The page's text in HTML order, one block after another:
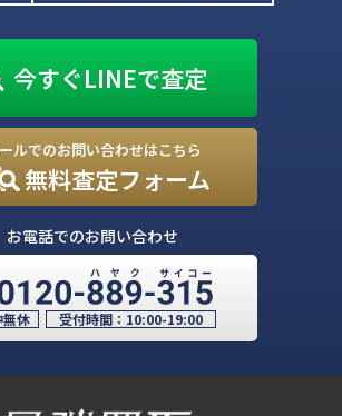
今すぐLINEで査定
ルでのお問い合わせはこちら
無料査定フォーム
お電話でのお問い合わせ
無休 受付時間： 10:00-19:00